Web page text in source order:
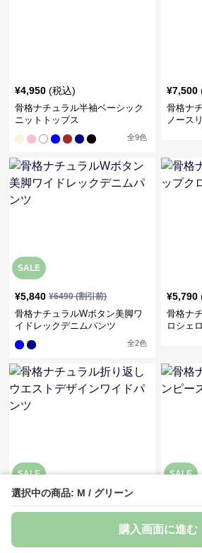
選択中の商品: M / グリーン
購入画面に進む
¥4,950 (税込)
骨格ナチュラル半袖ベーシック
ニットトップス
全9色
¥7,500
骨格ナ
ノース
SALE
¥5,840 ¥6490(割引前)
骨格ナチュラルWボタン美脚ワ
イドレックデニムパンツ
全2色
¥5,790
骨格ナ
ロシェ
SALE
全2色
SALE
ス